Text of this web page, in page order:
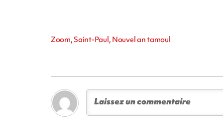
Zoom, Saint-Paul, Nouvel an tamoul